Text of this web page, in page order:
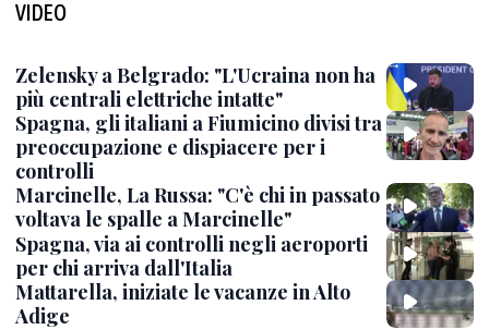
VIDEO
Zelensky a Belgrado: "L'Ucraina non ha
più centrali elettriche intatte"
Spagna, gli italiani a Fiumicino divisi tra
preoccupazione e dispiacere per i
controlli
Marcinelle, La Russa: "C'è chi in passato
voltava le spalle a Marcinelle"
Spagna, via ai controlli negli aeroporti
per chi arriva dall'Italia
Mattarella, iniziate le vacanze in Alto
Adige